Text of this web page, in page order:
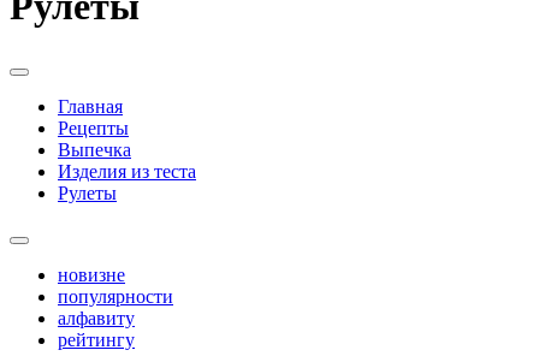
Главная
Рецепты
Выпечка
Изделия из теста
Рулеты
новизне
популярности
алфавиту
рейтингу